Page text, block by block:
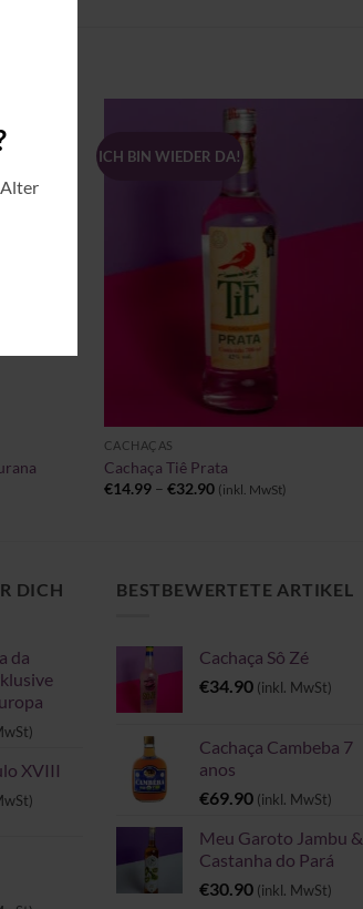
Alter
ICH BIN WIEDER DA!
CACHAÇAS
Cachaça Tiê Prata
€14.99 – €32.90Preisspanne:
(inkl. MwSt)
DICH
da
XVIII
BESTBEWERTETE ARTIKEL
Cachaça Sô Zé
€34.90 (inkl. MwSt)
Cachaça Cambeba 7
anos
€69.90 (inkl. MwSt)
Meu Garoto Jambu &
Castanha do Pará
€30.90 (inkl. MwSt)